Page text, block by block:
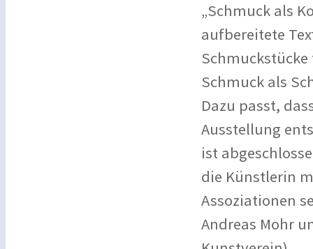
„Schmuck als
aufbereitete
Schmuck als
Dazu passt,
Ausstellung
ist
die Künstlerin
Assoziationen
Andreas Mohr